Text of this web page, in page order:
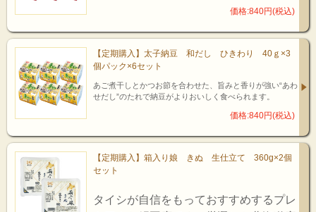
価格:840円(税込)
【定期購入】太子納豆 和だし ひきわり 40ｇ×3
個パック×6セット
あご煮干しとかつお節を合わせた、旨みと香りが強い“あわ
せだし”のたれで納豆がよりおいしく食べられます。
価格:840円(税込)
【定期購入】箱入り娘 きぬ 生仕立て 360g×2個
セット
タイシが自信をもっておすすめするプレ